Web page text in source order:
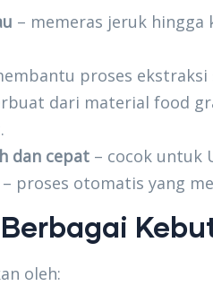
– memeras jeruk
proses
dari material food
dan cepat – cocok untuk
– proses otomatis yang
oleh: